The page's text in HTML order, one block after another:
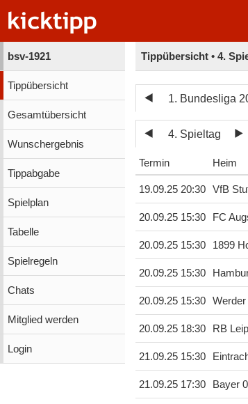
bsv-1921
Tippübersicht
Gesamtübersicht
Wunschergebnis
Tippabgabe
Spielplan
Tabelle
Spielregeln
Chats
Mitglied werden
Login
Tippübersicht • 4.
1. Bundesliga
4. Spieltag
Termin Heim
19.09.25 20:30 VfB
20.09.25 15:30 FC
20.09.25 15:30 1899
20.09.25 15:30
20.09.25 15:30
20.09.25 18:30 RB
21.09.25 15:30
21.09.25 17:30 Bayer